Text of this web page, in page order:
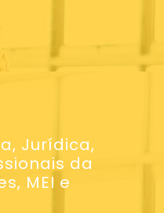
Jurídica,
da
MEI e